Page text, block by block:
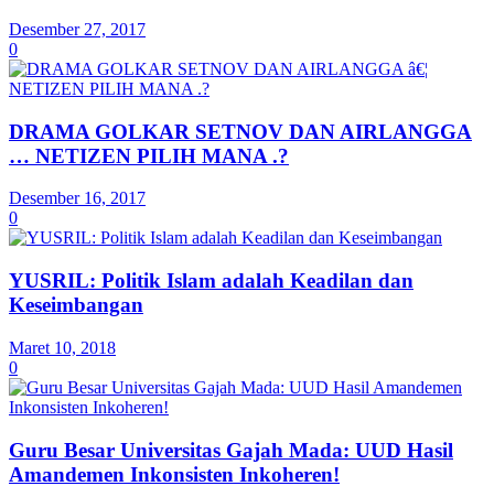
Desember 27, 2017
0
DRAMA GOLKAR SETNOV DAN AIRLANGGA
… NETIZEN PILIH MANA .?
Desember 16, 2017
0
YUSRIL: Politik Islam adalah Keadilan dan
Keseimbangan
Maret 10, 2018
0
Guru Besar Universitas Gajah Mada: UUD Hasil
Amandemen Inkonsisten Inkoheren!